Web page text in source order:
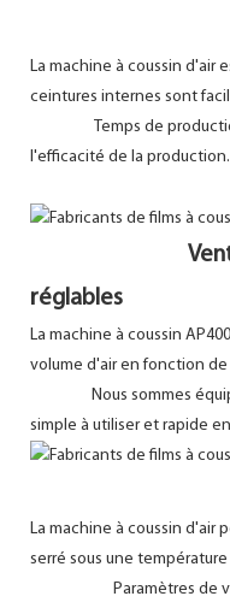
La machine à coussin d'air
ceintures internes sont
Temps de production
l'efficacité de la production.
Ventilateur
réglables
La machine à coussin
volume d'air en fonction
Nous sommes
simple à utiliser et rapide
La machine à coussin d'air
serré sous une
Paramètres de